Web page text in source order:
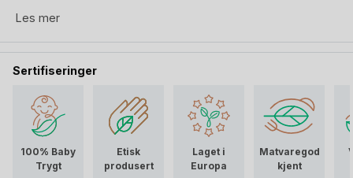
etterligning av brystvorte: sutt med rund, kirsebærform.
Krever samme sugeteknikk som brystvorte. Lærer baby å få
opprettholde teknikken for et godt sugetak.
Det runde smokkskjoldet er utrolig lett og bøyer seg vekk
fra ansiktet for å sikrer lufttilførsel til huden rundt munnen og
reduserer dermed sjanse for irritasjon. Bibs smokk har
desutten et stort håndtak slik at du kan feste enhver
smokkesnor
og enhverkoseklut.
Les mer
Sertifiseringer
100% Baby
Trygt
Etisk
produsert
Laget i
Europa
Matvaregod
kjent